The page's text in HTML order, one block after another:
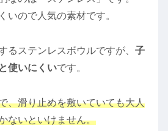
いので人気の素材です。
るステンレスボウルですが、 子
使いにくいです。
、滑り止めを敷いていても大人
ないといけません。